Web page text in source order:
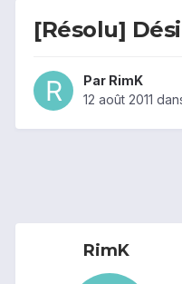
[Résolu]
Par RimK
12 août 2011
RimK